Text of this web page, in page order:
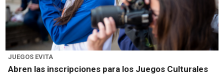
JUEGOS EVITA
Abren las inscripciones para los Juegos Culturales